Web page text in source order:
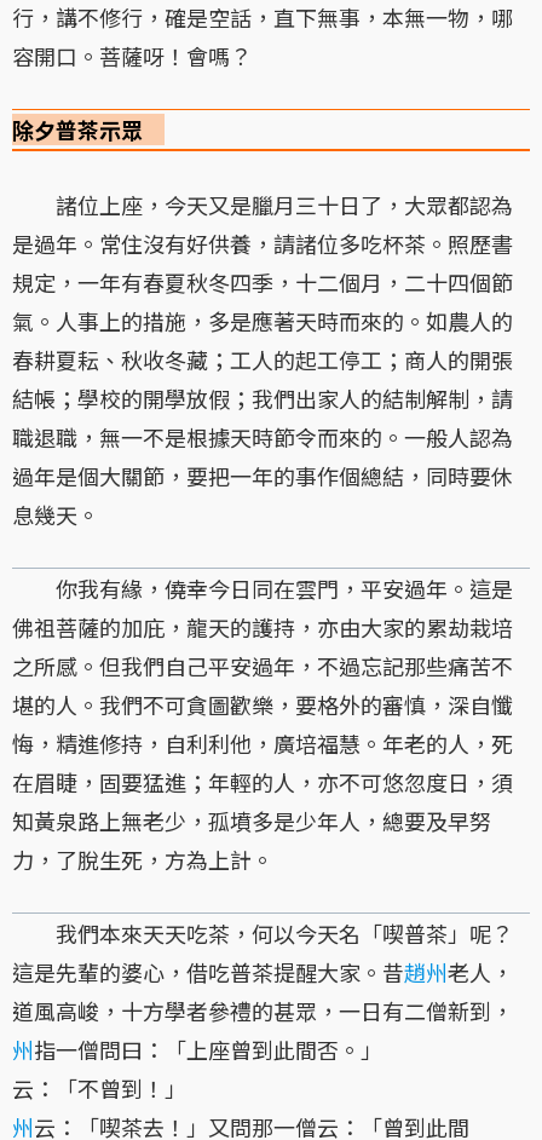
行，講不修行，確是空話，直下無事，本無一物，哪
容開口。菩薩呀！會嗎？
除夕普茶示眾
諸位上座，今天又是臘月三十日了，大眾都認為
是過年。常住沒有好供養，請諸位多吃杯茶。照歷書
規定，一年有春夏秋冬四季，十二個月，二十四個節
氣。人事上的措施，多是應著天時而來的。如農人的
春耕夏耘、秋收冬藏；工人的起工停工；商人的開張
結帳；學校的開學放假；我們出家人的結制解制，請
職退職，無一不是根據天時節令而來的。一般人認為
過年是個大關節，要把一年的事作個總結，同時要休
息幾天。
你我有緣，僥幸今日同在雲門，平安過年。這是
佛祖菩薩的加庇，龍天的護持，亦由大家的累劫栽培
之所感。但我們自己平安過年，不過忘記那些痛苦不
堪的人。我們不可貪圖歡樂，要格外的審慎，深自懺
悔，精進修持，自利利他，廣培福慧。年老的人，死
在眉睫，固要猛進；年輕的人，亦不可悠忽度日，須
知黃泉路上無老少，孤墳多是少年人，總要及早努
力，了脫生死，方為上計。
我們本來天天吃茶，何以今天名「喫普茶」呢？
這是先輩的婆心，借吃普茶提醒大家。昔趙州老人，
道風高峻，十方學者參禮的甚眾，一日有二僧新到，
州指一僧問曰：「上座曾到此間否。」
云：「不曾到！」
州云：「喫茶去！」又問那一僧云：「曾到此間